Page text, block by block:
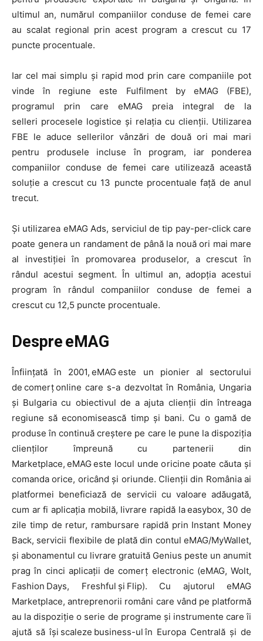
ultimul an, numărul companiilor conduse de femei care
au scalat regional prin acest program a crescut cu 17
puncte procentuale.
Iar cel mai simplu și rapid mod prin care companiile pot
vinde în regiune este Fulfilment by eMAG (FBE),
programul prin care eMAG preia integral de la
selleri procesele logistice și relația cu clienții. Utilizarea
FBE le aduce sellerilor vânzări de două ori mai mari
pentru produsele incluse în program, iar ponderea
companiilor conduse de femei care utilizează această
soluție a crescut cu 13 puncte procentuale față de anul
trecut.
Și utilizarea eMAG Ads, serviciul de tip pay-per-click care
poate genera un randament de până la nouă ori mai mare
al investiției în promovarea produselor, a crescut în
rândul acestui segment. În ultimul an, adopția acestui
program în rândul companiilor conduse de femei a
crescut cu 12,5 puncte procentuale.
DespreeMAG
Înființată în 2001, eMAG este un pionier al sectorului
de comerţ online care s-a dezvoltat în România, Ungaria
și Bulgaria cu obiectivul de a ajuta clienții din întreaga
regiune să economisească timp și bani. Cu o gamă de
produse în continuă creștere pe care le pune la dispoziția
clienților împreună cu partenerii din
Marketplace, eMAG este locul unde oricine poate căuta și
comanda orice, oricând și oriunde. Clienții din România ai
platformei beneficiază de servicii cu valoare adăugată,
cum ar fi aplicația mobilă, livrare rapidă la easybox, 30 de
zile timp de retur, rambursare rapidă prin Instant Money
Back, servicii flexibile de plată din contul eMAG/MyWallet,
și abonamentul cu livrare gratuită Genius peste un anumit
prag în cinci aplicații de comerț electronic (eMAG, Wolt,
Fashion Days, Freshful și Flip). Cu ajutorul eMAG
Marketplace, antreprenorii români care vând pe platformă
au la dispoziție o serie de programe și instrumente care îi
ajută să își scaleze business-ul în Europa Centrală și de